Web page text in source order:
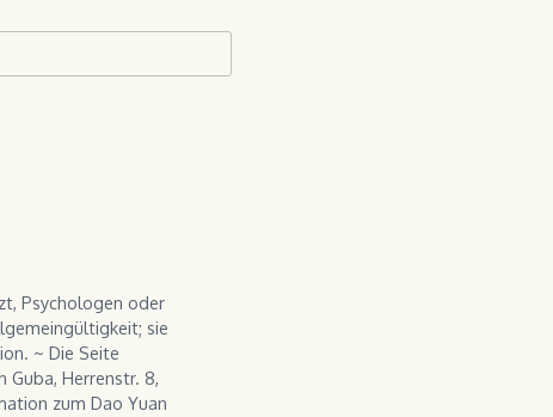
Psychologen oder
sie
~ Die Seite
Herrenstr. 8,
zum Dao Yuan